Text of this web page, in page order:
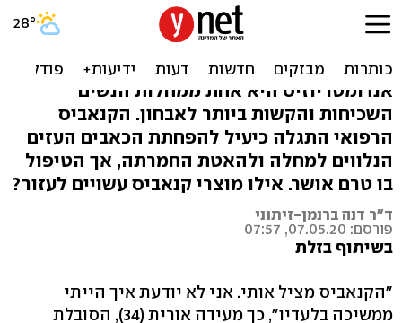
קנאביס רפואי לטיפול
באנדומטריוזיס
אנדומטריוזיס היא אחת ממחלות הנשים
השכיחות והקשות ביותר לאבחון. הקנאביס
הרפואי התגלה כיעיל להפחתת הכאבים העזים
הנלווים למחלה ולהאטת החמרתה, אך הטיפול
בו טרם אושר. אילו מוצרי קנאביס עשויים לעזור?
ד"ר דנה ברנמן-זיתוני
פורסם: 07.05.20, 07:57
בשיתוף בזלת
"הקנאביס מציל אותי. אני לא יודעת איך הייתי
ממשיכה בלעדיו", כך מעידה אורית (34), הסובלת